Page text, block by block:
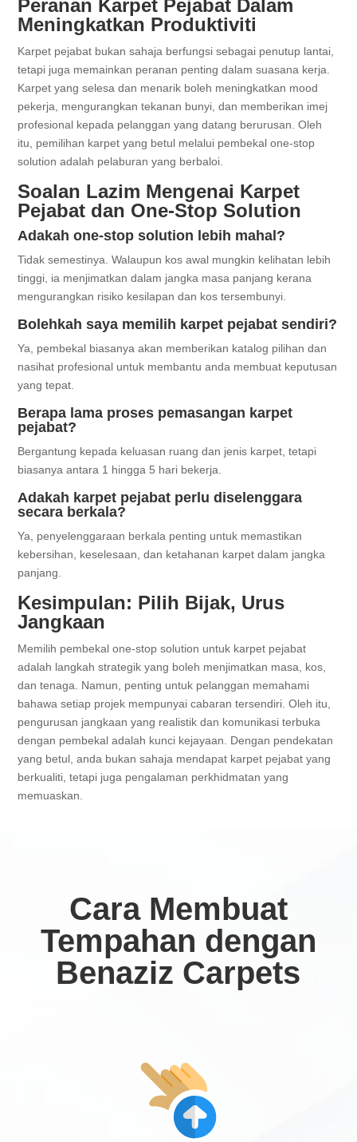
Peranan Karpet Pejabat Dalam
Meningkatkan Produktiviti
Karpet pejabat bukan sahaja berfungsi sebagai penutup lantai,
tetapi juga memainkan peranan penting dalam suasana kerja.
Karpet yang selesa dan menarik boleh meningkatkan mood
pekerja, mengurangkan tekanan bunyi, dan memberikan imej
profesional kepada pelanggan yang datang berurusan. Oleh
itu, pemilihan karpet yang betul melalui pembekal one-stop
solution adalah pelaburan yang berbaloi.
Soalan Lazim Mengenai Karpet
Pejabat dan One-Stop Solution
Adakah one-stop solution lebih mahal?
Tidak semestinya. Walaupun kos awal mungkin kelihatan lebih
tinggi, ia menjimatkan dalam jangka masa panjang kerana
mengurangkan risiko kesilapan dan kos tersembunyi.
Bolehkah saya memilih karpet pejabat sendiri?
Ya, pembekal biasanya akan memberikan katalog pilihan dan
nasihat profesional untuk membantu anda membuat keputusan
yang tepat.
Berapa lama proses pemasangan karpet
pejabat?
Bergantung kepada keluasan ruang dan jenis karpet, tetapi
biasanya antara 1 hingga 5 hari bekerja.
Adakah karpet pejabat perlu diselenggara
secara berkala?
Ya, penyelenggaraan berkala penting untuk memastikan
kebersihan, keselesaan, dan ketahanan karpet dalam jangka
panjang.
Kesimpulan: Pilih Bijak, Urus
Jangkaan
Memilih pembekal one-stop solution untuk karpet pejabat
adalah langkah strategik yang boleh menjimatkan masa, kos,
dan tenaga. Namun, penting untuk pelanggan memahami
bahawa setiap projek mempunyai cabaran tersendiri. Oleh itu,
pengurusan jangkaan yang realistik dan komunikasi terbuka
dengan pembekal adalah kunci kejayaan. Dengan pendekatan
yang betul, anda bukan sahaja mendapat karpet pejabat yang
berkualiti, tetapi juga pengalaman perkhidmatan yang
memuaskan.
Cara Membuat
Tempahan dengan
Benaziz Carpets